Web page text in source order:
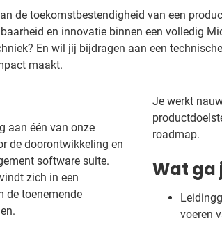
de toekomstbestendigheid van een
en innovatie binnen een volledig
En wil jij bijdragen aan een
maakt.
aan één van onze
de doorontwikkeling en
software suite.
zich in een
de toenemende
Je werkt
roadmap.
Wat ga
voeren